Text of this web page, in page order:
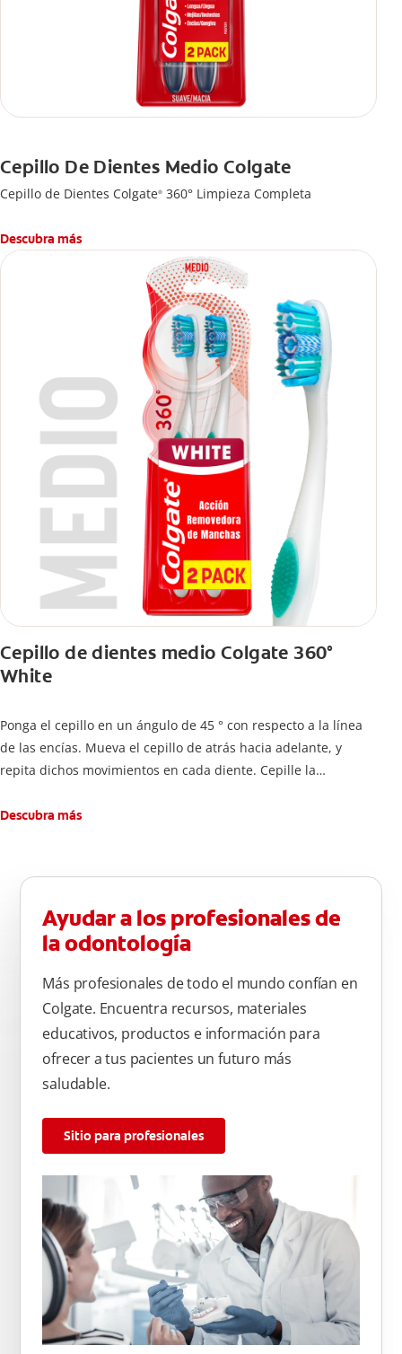
Cepillo De Dientes Medio Colgate
Cepillo de Dientes Colgate® 360° Limpieza Completa
Descubra más
Cepillo de dientes medio Colgate 360°
White
Ponga el cepillo en un ángulo de 45 ° con respecto a la línea
de las encías. Mueva el cepillo de atrás hacia adelante, y
repita dichos movimientos en cada diente. Cepille la
atrás hacia adelante. Cepille la superficie masticatoria (parte
atrás, arriba y abajo, en la parte superior e inferior. No se
olvide de cepillar la lengua para quitar el mal olor causado
por las bacterias.
Descubra más
Ayudar a los profesionales de
la odontología
Más profesionales de todo el mundo confían en
Colgate. Encuentra recursos, materiales
educativos, productos e información para
ofrecer a tus pacientes un futuro más
saludable.
Sitio para profesionales